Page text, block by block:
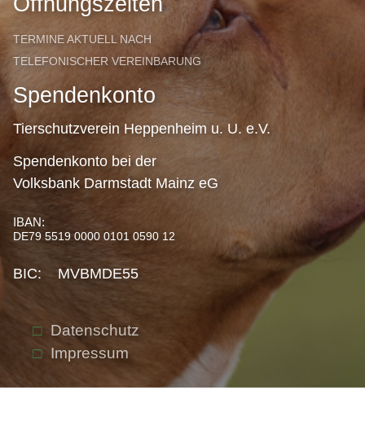
TERMINE AKTUELL NACH
TELEFONISCHER VEREINBARUNG
Spendenkonto
Tierschutzverein Heppenheim u. U. e.V.
Spendenkonto bei der
Volksbank Darmstadt Mainz eG
IBAN:
DE79 5519 0000 0101 0590 12
BIC: MVBMDE55
Datenschutz
Impressum